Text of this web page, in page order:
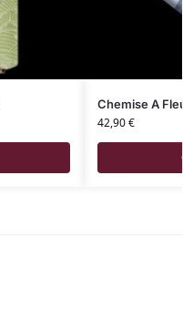
Chemise A
42,90€